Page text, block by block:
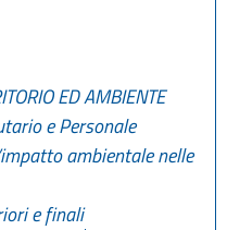
ED AMBIENTE
e Personale
ambientale nelle
e finali